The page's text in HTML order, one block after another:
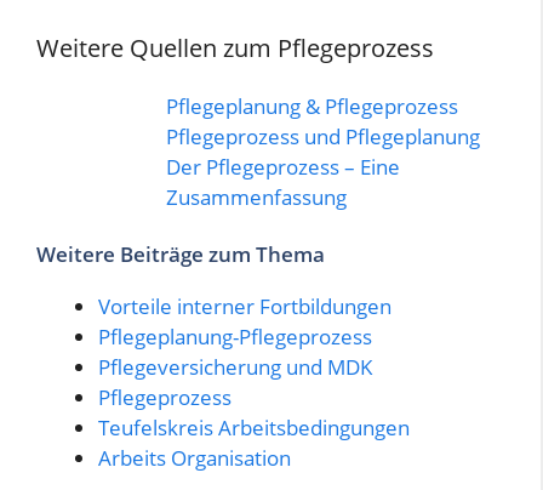
Weitere Quellen zum Pflegeprozess
Pflegeplanung & Pflegeprozess
Pflegeprozess und Pflegeplanung
Der Pflegeprozess – Eine
Zusammenfassung
Weitere Beiträge zum Thema
Vorteile interner Fortbildungen
Pflegeplanung-Pflegeprozess
Pflegeversicherung und MDK
Pflegeprozess
Teufelskreis Arbeitsbedingungen
Arbeits Organisation